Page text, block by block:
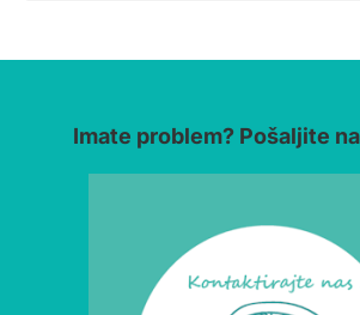
Imate problem? Pošaljite